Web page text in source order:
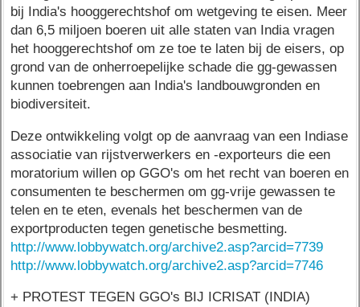
bij India's hooggerechtshof om wetgeving te eisen. Meer
dan 6,5 miljoen boeren uit alle staten van India vragen
het hooggerechtshof om ze toe te laten bij de eisers, op
grond van de onherroepelijke schade die gg-gewassen
kunnen toebrengen aan India's landbouwgronden en
biodiversiteit.
Deze ontwikkeling volgt op de aanvraag van een Indiase
associatie van rijstverwerkers en -exporteurs die een
moratorium willen op GGO's om het recht van boeren en
consumenten te beschermen om gg-vrije gewassen te
telen en te eten, evenals het beschermen van de
exportproducten tegen genetische besmetting.
http://www.lobbywatch.org/archive2.asp?arcid=7739
http://www.lobbywatch.org/archive2.asp?arcid=7746
+ PROTEST TEGEN GGO's BIJ ICRISAT (INDIA)